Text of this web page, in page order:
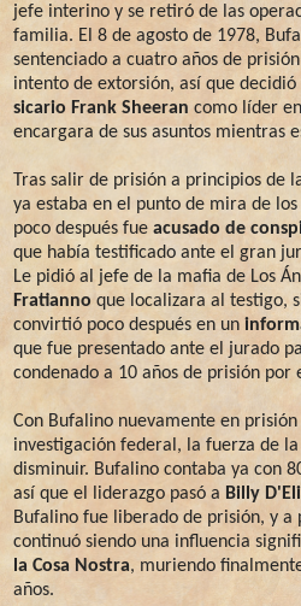
jefe interino y se retiró de las
familia. El 8 de agosto de 1978,
sentenciado a cuatro años de
intento de extorsión, así que decidió
sicario Frank Sheeran como líder
encargara de sus asuntos mientras
Tras salir de prisión a principios de
ya estaba en el punto de mira de
poco después fue acusado de
que había testificado ante el gran
Le pidió al jefe de la mafia de Los
Fratianno que localizara al testigo,
convirtió poco después en un
que fue presentado ante el jurado
condenado a 10 años de prisión por
Con Bufalino nuevamente en
investigación federal, la fuerza de
disminuir. Bufalino contaba ya con
así que el liderazgo pasó a Billy
Bufalino fue liberado de prisión, y a
continuó siendo una influencia
la Cosa Nostra, muriendo
años.